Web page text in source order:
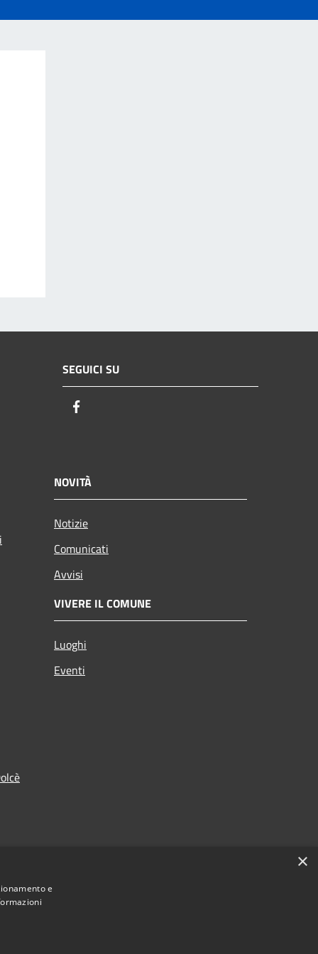
SEGUICI SU
NOVITÀ
Notizie
Comunicati
Avvisi
VIVERE IL COMUNE
Luoghi
Eventi
×
e